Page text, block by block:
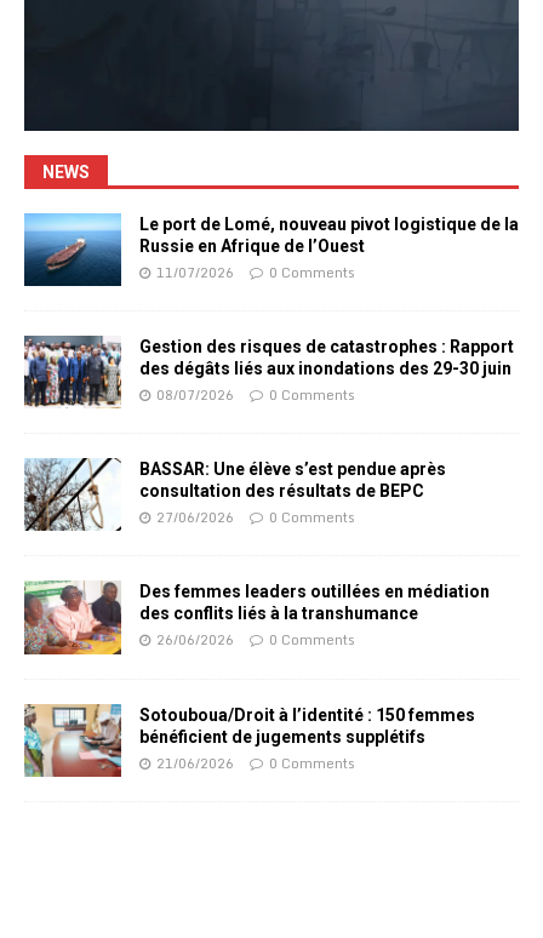
NEWS
Le port de Lomé, nouveau pivot logistique de la
Russie en Afrique de l’Ouest
11/07/2026 0 Comments
Gestion des risques de catastrophes : Rapport
des dégâts liés aux inondations des 29-30 juin
08/07/2026 0 Comments
BASSAR: Une élève s’est pendue après
consultation des résultats de BEPC
27/06/2026 0 Comments
Des femmes leaders outillées en médiation
des conflits liés à la transhumance
26/06/2026 0 Comments
Sotouboua/Droit à l’identité : 150 femmes
bénéficient de jugements supplétifs
21/06/2026 0 Comments